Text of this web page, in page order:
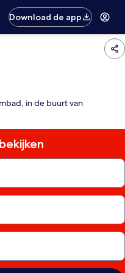
Download de app
in de buurt van